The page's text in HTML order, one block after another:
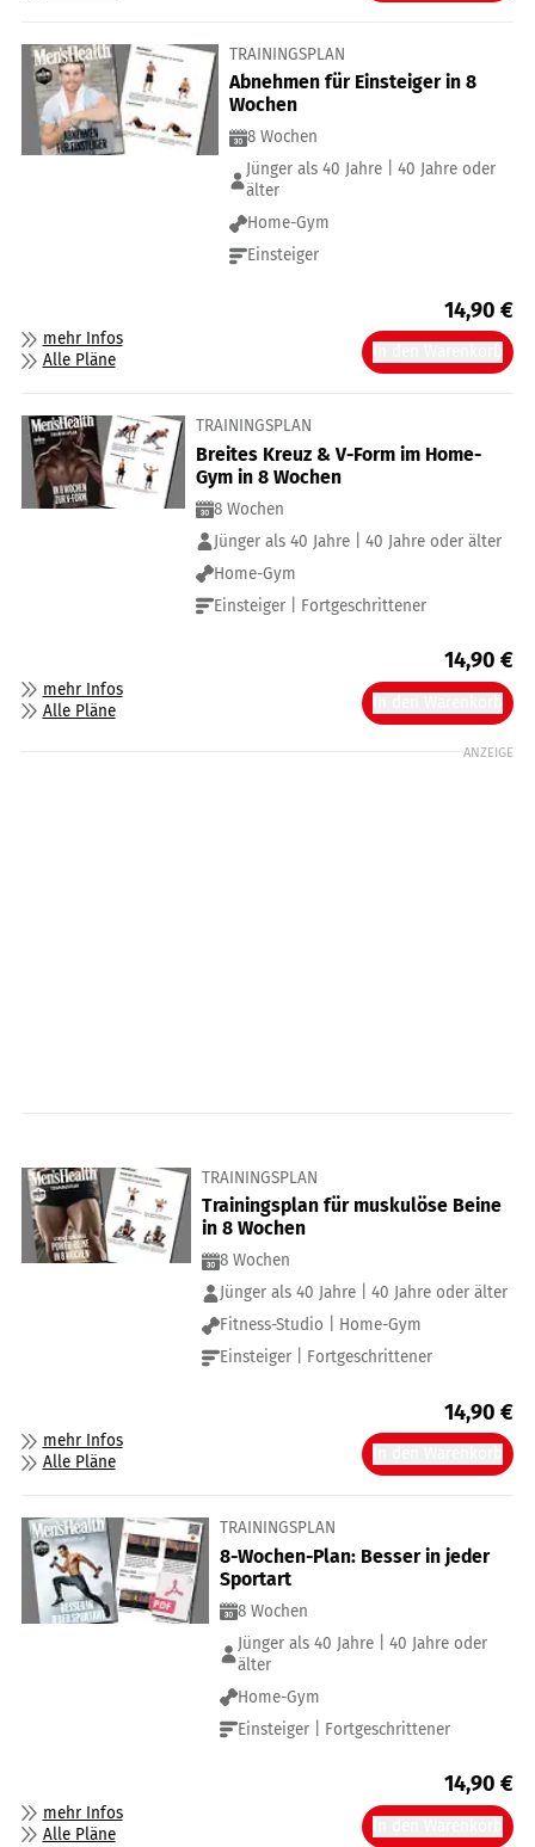
TRAININGSPLAN
Abnehmen für Einsteiger in 8
Wochen
8 Wochen
Jünger als 40 Jahre | 40 Jahre oder
älter
Home-Gym
Einsteiger
mehr Infos
Alle Pläne
14,90 €
TRAININGSPLAN
Breites Kreuz & V-Form im Home-
Gym in 8 Wochen
8 Wochen
Jünger als 40 Jahre | 40 Jahre oder älter
Home-Gym
Einsteiger | Fortgeschrittener
mehr Infos
Alle Pläne
14,90 €
ANZEIGE
TRAININGSPLAN
Trainingsplan für muskulöse Beine
in 8 Wochen
8 Wochen
Jünger als 40 Jahre | 40 Jahre oder älter
Fitness-Studio | Home-Gym
Einsteiger | Fortgeschrittener
mehr Infos
Alle Pläne
14,90 €
TRAININGSPLAN
8-Wochen-Plan: Besser in jeder
Sportart
8 Wochen
Jünger als 40 Jahre | 40 Jahre oder
älter
Home-Gym
Einsteiger | Fortgeschrittener
mehr Infos
Alle Pläne
14,90 €